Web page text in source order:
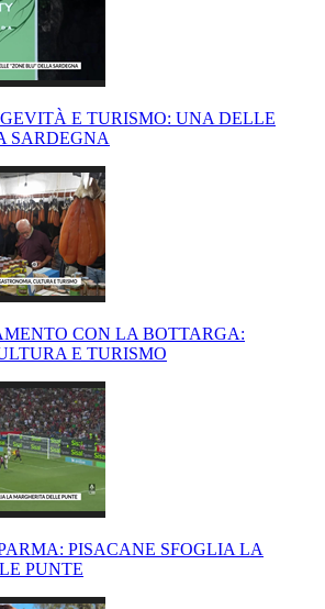
E TURISMO: UNA DELLE
SARDEGNA
CON LA BOTTARGA:
E TURISMO
PISACANE SFOGLIA LA
PUNTE